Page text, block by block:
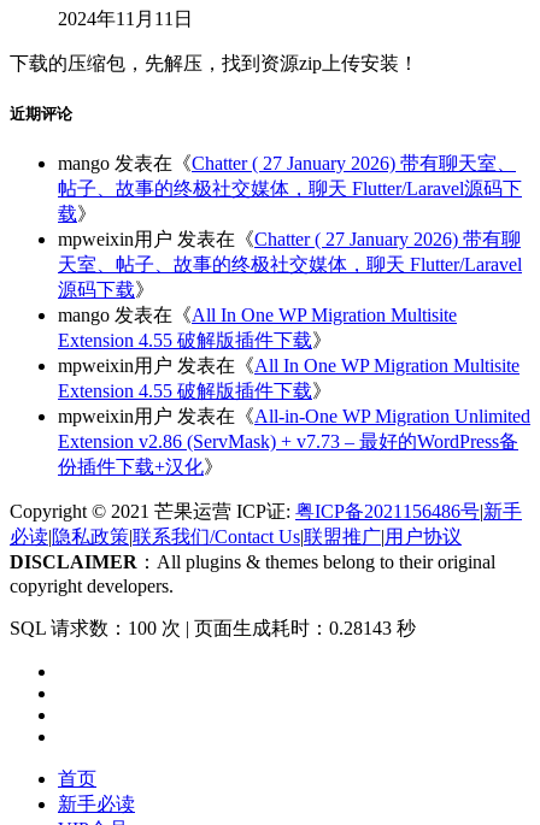
2024年11月11日
下载的压缩包，先解压，找到资源zip上传安装！
近期评论
mango 发表在《Chatter ( 27 January 2026) 带有聊天室、
帖子、故事的终极社交媒体，聊天 Flutter/Laravel源码下
载》
mpweixin用户 发表在《Chatter ( 27 January 2026) 带有聊
天室、帖子、故事的终极社交媒体，聊天 Flutter/Laravel
源码下载》
mango 发表在《All In One WP Migration Multisite
Extension 4.55 破解版插件下载》
mpweixin用户 发表在《All In One WP Migration Multisite
Extension 4.55 破解版插件下载》
mpweixin用户 发表在《All-in-One WP Migration Unlimited
Extension v2.86 (ServMask) + v7.73 – 最好的WordPress备
份插件下载+汉化》
Copyright © 2021 芒果运营 ICP证: 粤ICP备2021156486号|新手
必读|隐私政策|联系我们/Contact Us|联盟推广|用户协议
DISCLAIMER ：All plugins & themes belong to their original
copyright developers.
SQL 请求数：100 次 | 页面生成耗时：0.28143 秒
首页
新手必读